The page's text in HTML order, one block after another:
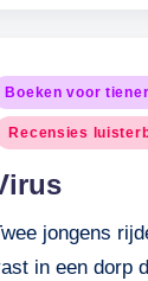
Boeken voor
Recensies
jongens
in een dorp